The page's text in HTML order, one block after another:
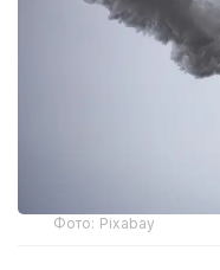
Фото: Pixabay